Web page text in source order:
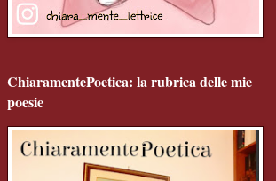
ChiaramentePoetica: la rubrica delle mie
poesie